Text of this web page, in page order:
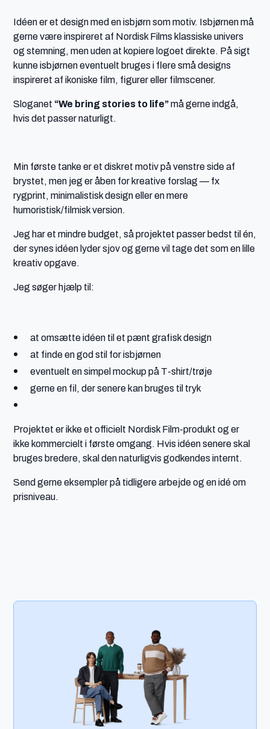
Idéen er et design med en isbjørn som motiv. Isbjørnen må
gerne være inspireret af Nordisk Films klassiske univers
og stemning, men uden at kopiere logoet direkte. På sigt
kunne isbjørnen eventuelt bruges i flere små designs
inspireret af ikoniske film, figurer eller filmscener.
Sloganet “We bring stories to life”må gerne indgå,
hvis det passer naturligt.
Min første tanke er et diskret motiv på venstre side af
brystet, men jeg er åben for kreative forslag — fx
rygprint, minimalistisk design eller en mere
humoristisk/filmisk version.
Jeg har et mindre budget, så projektet passer bedst til én,
der synes idéen lyder sjov og gerne vil tage det som en lille
kreativ opgave.
Jeg søger hjælp til:
at omsætte idéen til et pænt grafisk design
at finde en god stil for isbjørnen
eventuelt en simpel mockup på T-shirt/trøje
gerne en fil, der senere kan bruges til tryk
Projektet er ikke et officielt Nordisk Film-produkt og er
ikke kommercielt i første omgang. Hvis idéen senere skal
bruges bredere, skal den naturligvis godkendes internt.
Send gerne eksempler på tidligere arbejde og en idé om
prisniveau.